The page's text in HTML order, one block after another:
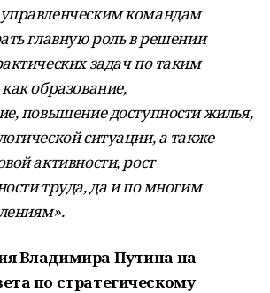
командам
главную роль в решении
задач по таким
образование,
повышение доступности жилья,
ситуации, а также
активности, рост
труда, да и по многим
Владимира Путина на
по стратегическому